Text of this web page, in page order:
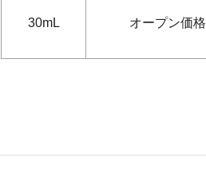
30mL オープン価格